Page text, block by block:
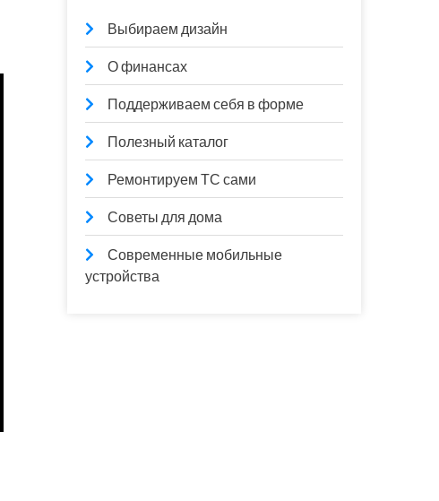
Выбираем дизайн
О финансах
Поддерживаем себя в форме
Полезный каталог
Ремонтируем ТС сами
Советы для дома
Современные мобильные
устройства